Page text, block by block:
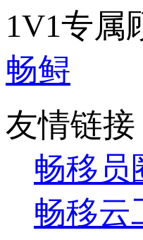
1V1专属
畅鲟
友情链接
畅移员
畅移云